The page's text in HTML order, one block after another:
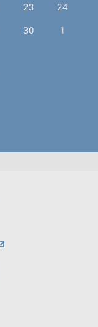
23
24
30 1